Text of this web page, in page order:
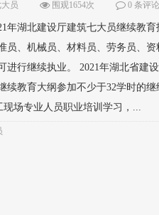
员 围观1654次 0 条评论
年湖北建设厅建筑七大员继续教
员、机械员、材料员、劳务员、
进行继续执业。 2021年湖北省建
续教育大纲参加不少于32学时的
场专业人员职业培训学习，...